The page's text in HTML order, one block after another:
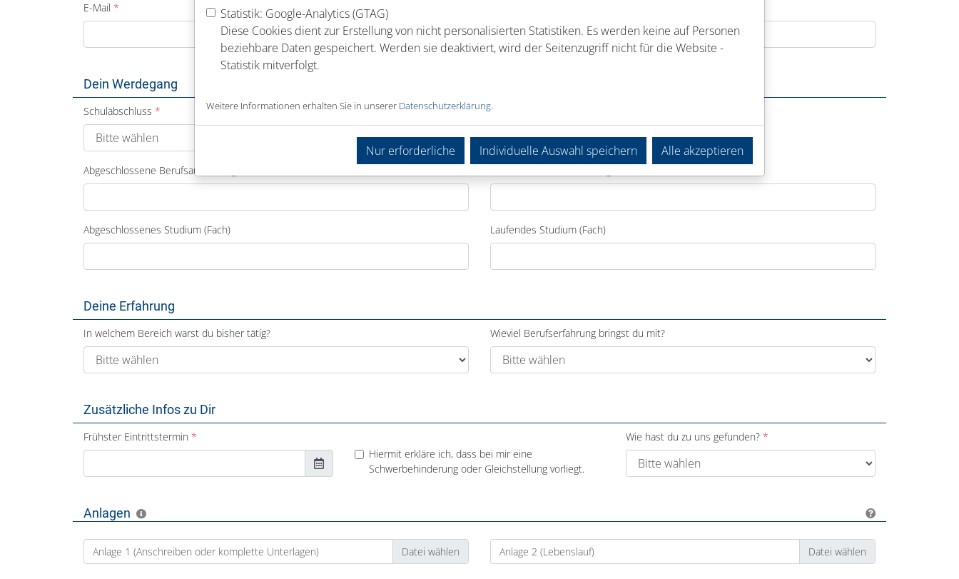
E-Mail
Dein Werdegang
Schulabschluss
Abgeschlossene Berufsausbildung
Abgeschlossenes Studium (Fach) Laufendes Studium (Fach)
Deine Erfahrung
In welchem Bereich warst du bisher tätig? Wieviel Berufserfahrung bringst du mit?
Zusätzliche Infos zu Dir
Frühster Eintrittstermin
Hiermit erkläre ich, dass bei mir eine
Schwerbehinderung oder Gleichstellung vorliegt.
Wie hast du zu uns gefunden?
Anlagen
Anlage 1 (Anschreiben oder komplette Unterlagen) Anlage 2 (Lebenslauf)
Statistik: Google-Analytics (GTAG)
Diese Cookies dient zur Erstellung von nicht personalisierten Statistiken. Es werden keine auf Personen
beziehbare Daten gespeichert. Werden sie deaktiviert, wird der Seitenzugriff nicht für die Website -
Statistik mitverfolgt.
Weitere Informationen erhalten Sie in unserer Datenschutzerklärung
Nur erforderliche Individuelle Auswahl speichern Alle akzeptieren